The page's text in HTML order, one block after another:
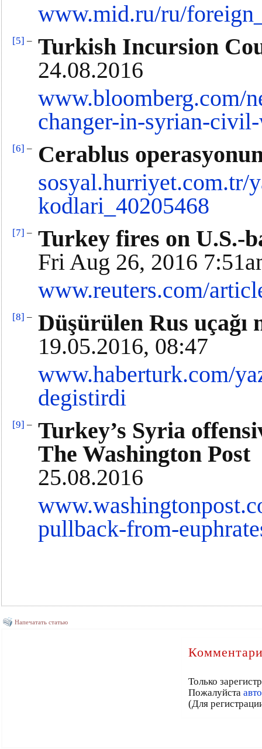
www.mid.ru/ru/
[5] – Turkish Incursion
24.08.2016
www.bloomberg.com/
changer-in-syrian-
[6] –
Cerablus
sosyal.hurriyet.com.tr/
kodlari_40205468
[7] – Turkey fires on U.S.-
Fri Aug 26, 2016
www.reuters.com/
[8] – Düşürülen Rus uçağı
19.05.2016, 08:47
www.haberturk.com/
degistirdi
[9] – Turkey’s Syria
The Washington Post
25.08.2016
pullback-from-
Напечатать статью
Только
Пожалуйста
(Для